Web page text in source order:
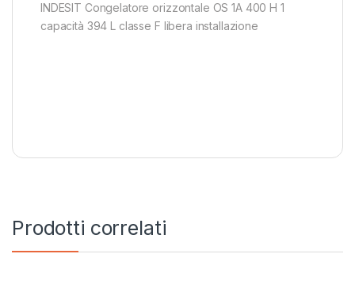
INDESIT Congelatore orizzontale OS 1A 400 H 1
capacità 394 L classe F libera installazione
Prodotti correlati